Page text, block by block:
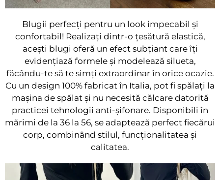
Blugii perfecți pentru un look impecabil și
confortabil! Realizați dintr-o țesătură elastică,
acești blugi oferă un efect subțiant care îți
evidențiază formele și modelează silueta,
făcându-te să te simți extraordinar în orice ocazie.
Cu un design 100% fabricat în Italia, pot fi spălați la
mașina de spălat și nu necesită călcare datorită
practicei tehnologii anti-șifonare. Disponibili în
mărimi de la 36 la 56, se adaptează perfect fiecărui
corp, combinând stilul, funcționalitatea și
calitatea.